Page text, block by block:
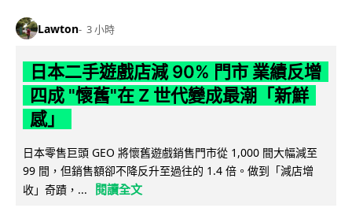
Lawton 3 小時
日本二手遊戲店減 90% 門市 業績反增
四成 "懷舊"在 Z 世代變成最潮「新鮮
感」
日本零售巨頭 GEO 將懷舊遊戲銷售門市從 1,000 間大幅減至
99 間，但銷售額卻不降反升至過往的 1.4 倍。做到「減店增
收」奇蹟，...
閱讀全文